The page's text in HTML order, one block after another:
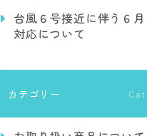
台風６号接近に伴う６
対応について
カテゴリー